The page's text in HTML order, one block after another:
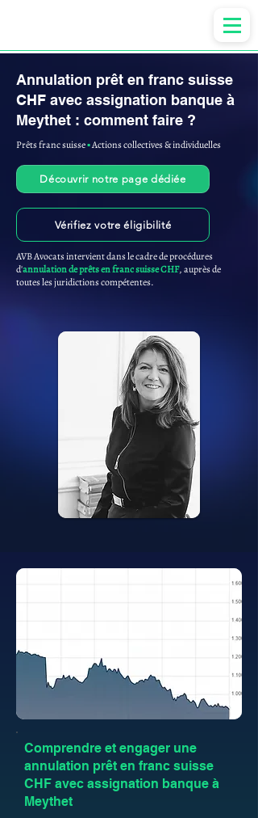
Annulation prêt en franc suisse
CHF avec assignation banque à
Meythet : comment faire ?
Prêts franc suisse▪︎Actions collectives & individuelles
Découvrir notre page dédiée
Vérifiez votre éligibilité
AVB Avocats intervient dans le cadre de procédures
d'annulation de prêts en franc suisse CHF, auprès de
toutes les juridictions compétentes.
Comprendre et engager une
annulation prêt en franc suisse
CHF avec assignation banque à
Meythet